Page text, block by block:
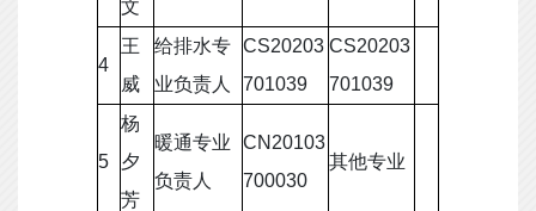
文
4
王
威
给排水专
业负责人
CS20203
701039
CS20203
701039
5
杨
夕
芳
暖通专业
负责人
CN20103
700030
其他专业